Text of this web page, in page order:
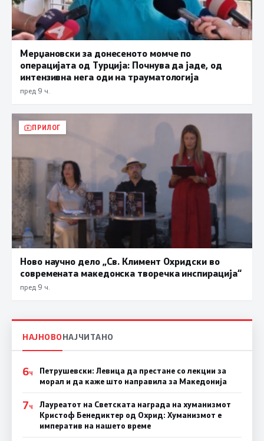
Мерџановски за донесеното момче по
операцијата од Турција: Почнува да јаде, од
интензивна нега оди на трауматологија
пред 9 ч.
ПРИЛОГ
Ново научно дело „Св. Климент Охридски во
современата македонска творечка инспирација“
пред 9 ч.
НАЈНОВОНАЈЧИТАНО
6Ч
Петрушевски: Левица да престане со лекции за
морал и да каже што направила за Македонија
7Ч
Лауреатот на Светската награда на хуманизмот
Кристоф Бенедиктер од Охрид: Хуманизмот е
императив на нашето време